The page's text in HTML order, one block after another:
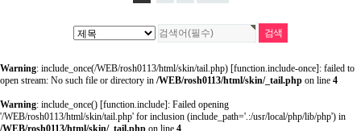
Warning: include_once(/WEB/rosh0113/html/skin/tail.php) [function.include-once]: failed to
open stream: No such file or directory in /WEB/rosh0113/html/skin/_tail.php on line 4
Warning: include_once() [function.include]: Failed opening
'/WEB/rosh0113/html/skin/tail.php' for inclusion (include_path='.:/usr/local/php/lib/php') in
/WEB/rosh0113/html/skin/_tail.php on line 4